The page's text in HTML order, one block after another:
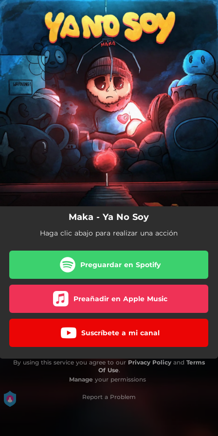
You're all set!
Maka - Ya No Soy
Haga clic abajo para realizar una acción
Preguardar en Spotify
Preañadir en Apple Music
Suscríbete a mi canal
By using this service you agree to our Privacy Policy and Terms
Of Use.
Manage your permissions
Report a Problem
.